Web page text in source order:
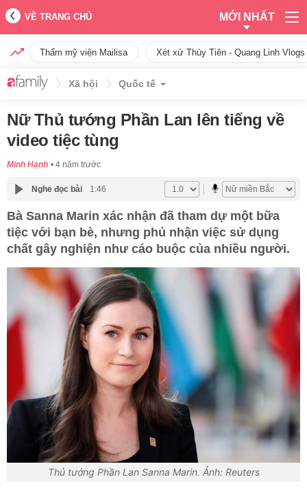
VỀ TRANG CHỦ MỚI NHẤT
Thẩm mỹ viện Mailisa Xét xử Thùy Tiên - Quang Linh
Xã hội Quốc tế
Nữ Thủ tướng Phần Lan lên tiếng về
video tiệc tùng
Minh Hạnh 4 năm trước
Nghe đọc bài 1:46
Bà Sanna Marin xác nhận đã tham dự một bữa
tiệc với bạn bè, nhưng phủ nhận việc sử dụng
chất gây nghiện như cáo buộc của nhiều người.
Thủ tướng Phần Lan Sanna Marin. Ảnh: Reuters